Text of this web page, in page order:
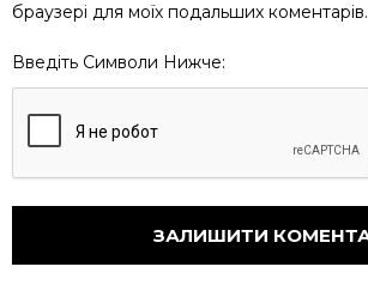
браузері для моїх подальших коментарів.
Введіть Символи Нижче: